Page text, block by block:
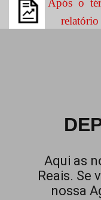
Aqui as
Reais. Se
nossa